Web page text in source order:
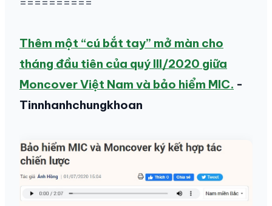
Thêm một “cú bắt tay” mở màn cho
tháng đầu tiên của quý III/2020 giữa
Moncover Việt Nam và bảo hiểm MIC. -
Tinnhanhchungkhoan